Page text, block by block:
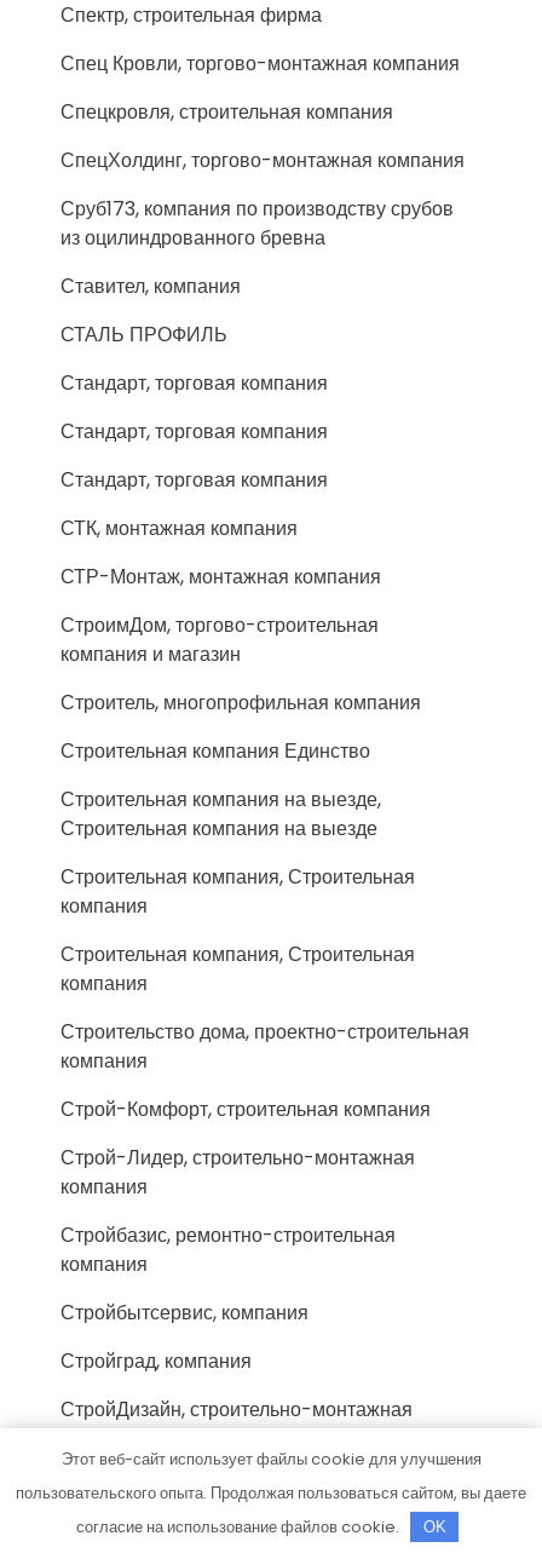
Спектр, строительная фирма
Спец Кровли, торгово-монтажная компания
Спецкровля, строительная компания
СпецХолдинг, торгово-монтажная компания
Сруб173, компания по производству срубов
из оцилиндрованного бревна
Ставител, компания
СТАЛЬ ПРОФИЛЬ
Стандарт, торговая компания
Стандарт, торговая компания
Стандарт, торговая компания
СТК, монтажная компания
СТР-Монтаж, монтажная компания
СтроимДом, торгово-строительная
компания и магазин
Строитель, многопрофильная компания
Строительная компания Единство
Строительная компания на выезде,
Строительная компания на выезде
Строительная компания, Строительная
компания
Строительная компания, Строительная
компания
Строительство дома, проектно-строительная
компания
Строй-Комфорт, строительная компания
Строй-Лидер, строительно-монтажная
компания
Стройбазис, ремонтно-строительная
компания
Стройбытсервис, компания
Стройград, компания
СтройДизайн, строительно-монтажная
Стройка, строительно-ремонтная компания
СтройКом, торгово-строительная компания
Этот веб-сайт использует файлы cookie для улучшения
пользовательского опыта. Продолжая пользоваться сайтом, вы даете
согласие на использование файлов cookie.
OK